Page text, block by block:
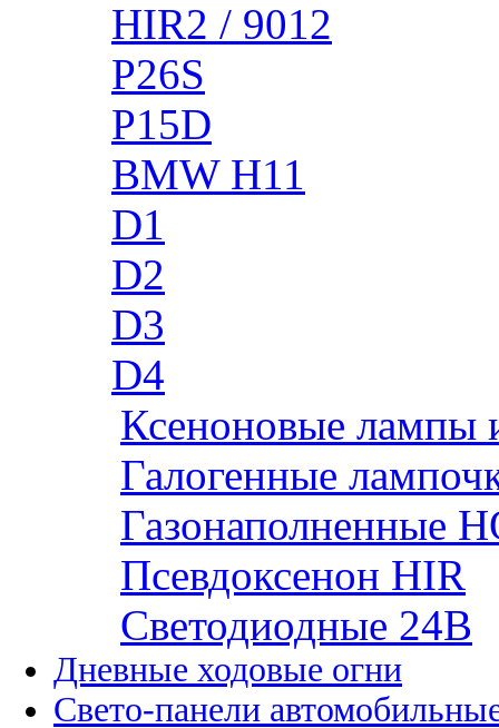
HIR2 / 9012
P26S
P15D
BMW H11
D1
D2
D3
D4
Ксеноновые лампы
Галогенные
Газонаполненные
Псевдоксенон HIR
Cветодиодные 24B
Дневные ходовые огни
Свето-панели